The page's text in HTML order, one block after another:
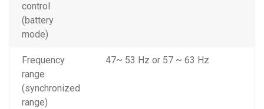
control
(battery
mode)
Frequency
range
(synchronized
range)
47~ 53 Hz or 57 ~ 63 Hz